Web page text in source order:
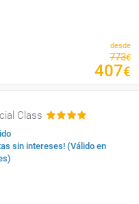
desde
773€
407€
Class
sin intereses! (Válido en